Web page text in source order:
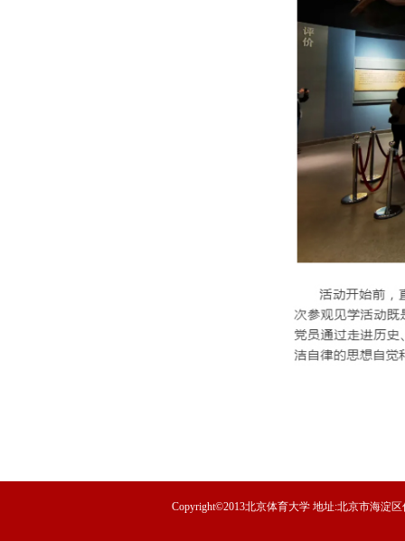
Copyright©2013北京体育大学 地址:北京市海淀